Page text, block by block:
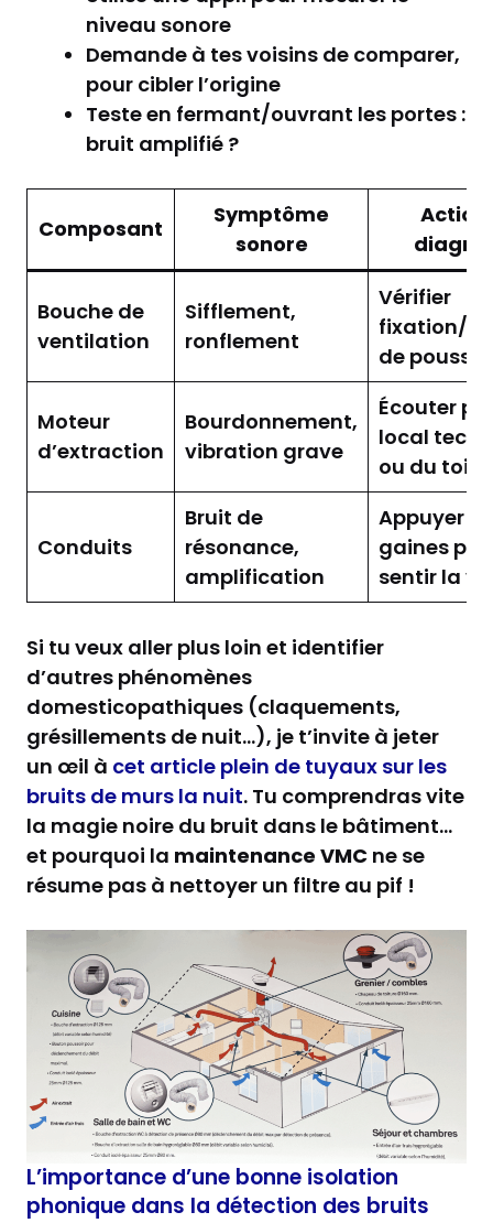
niveau sonore
Demande à tes voisins de comparer,
pour cibler l’origine
Teste en fermant/ouvrant les portes :
bruit amplifié ?
Composant
Symptôme
sonore
Action
Bouche de
ventilation
Sifflement,
ronflement
Vérifier
fixation/
de
Moteur
d’extraction
Bourdonnement,
vibration grave
Écouter
local
ou du toit
Conduits
Bruit de
résonance,
amplification
Appuyer
gaines
sentir la
Si tu veux aller plus loin et identifier
d’autres phénomènes
domesticopathiques (claquements,
grésillements de nuit…), je t’invite à jeter
un œil à cet article plein de tuyaux sur les
bruits de murs la nuit. Tu comprendras vite
la magie noire du bruit dans le bâtiment…
et pourquoi la maintenance VMC ne se
résume pas à nettoyer un filtre au pif !
L’importance d’une bonne isolation
phonique dans la détection des bruits